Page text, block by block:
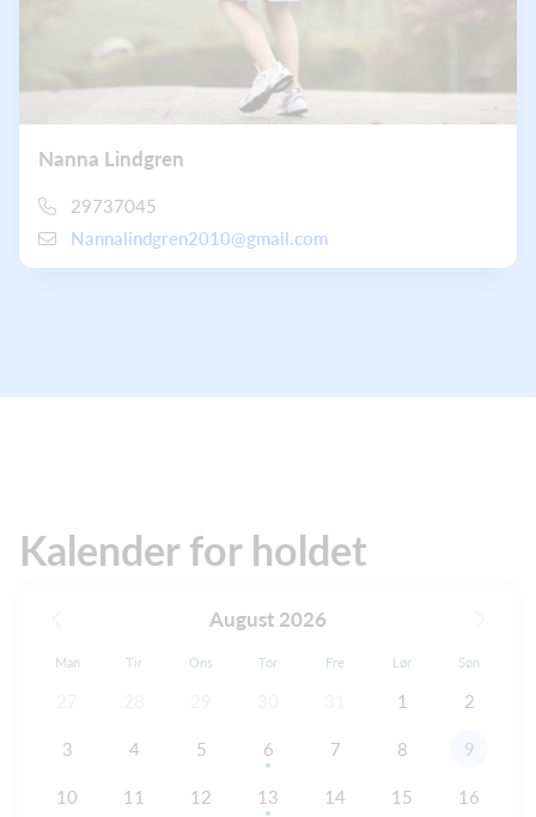
Nanna Lindgren
29737045
Nannalindgren2010@gmail.com
Kalender for holdet
August 2026
Man Tir Ons Tor Fre Lør Søn
1 2
3 4 5 6 7 8 9
10 11 12 13 14 15 16